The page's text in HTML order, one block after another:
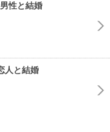
性と結婚
人と結婚